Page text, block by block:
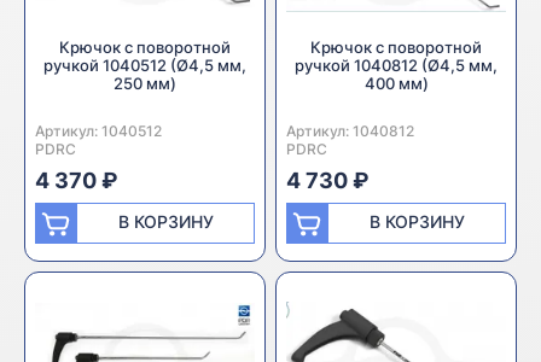
Крючок с поворотной
ручкой 1040512 (Ø4,5 мм,
250 мм)
Артикул: 1040512
Производитель:
PDRC
4 370 ₽
В КОРЗИНУ
Крючок с поворотной
ручкой 1040812 (Ø4,5 мм,
400 мм)
Артикул: 1040812
Производитель:
PDRC
4 730 ₽
В КОРЗИНУ